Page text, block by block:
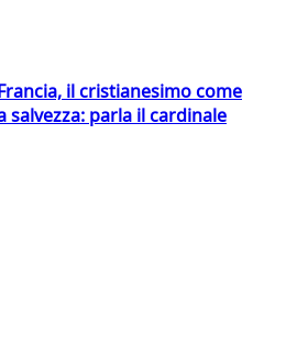
il cristianesimo come
salvezza: parla il cardinale